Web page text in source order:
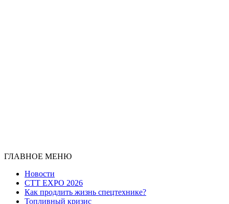
ГЛАВНОЕ МЕНЮ
Новости
CTT EXPO 2026
Как продлить жизнь спецтехнике?
Топливный кризис